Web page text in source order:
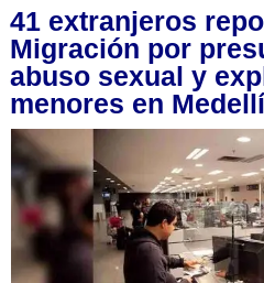
41 extranjeros
Migración por
abuso sexual y
menores en